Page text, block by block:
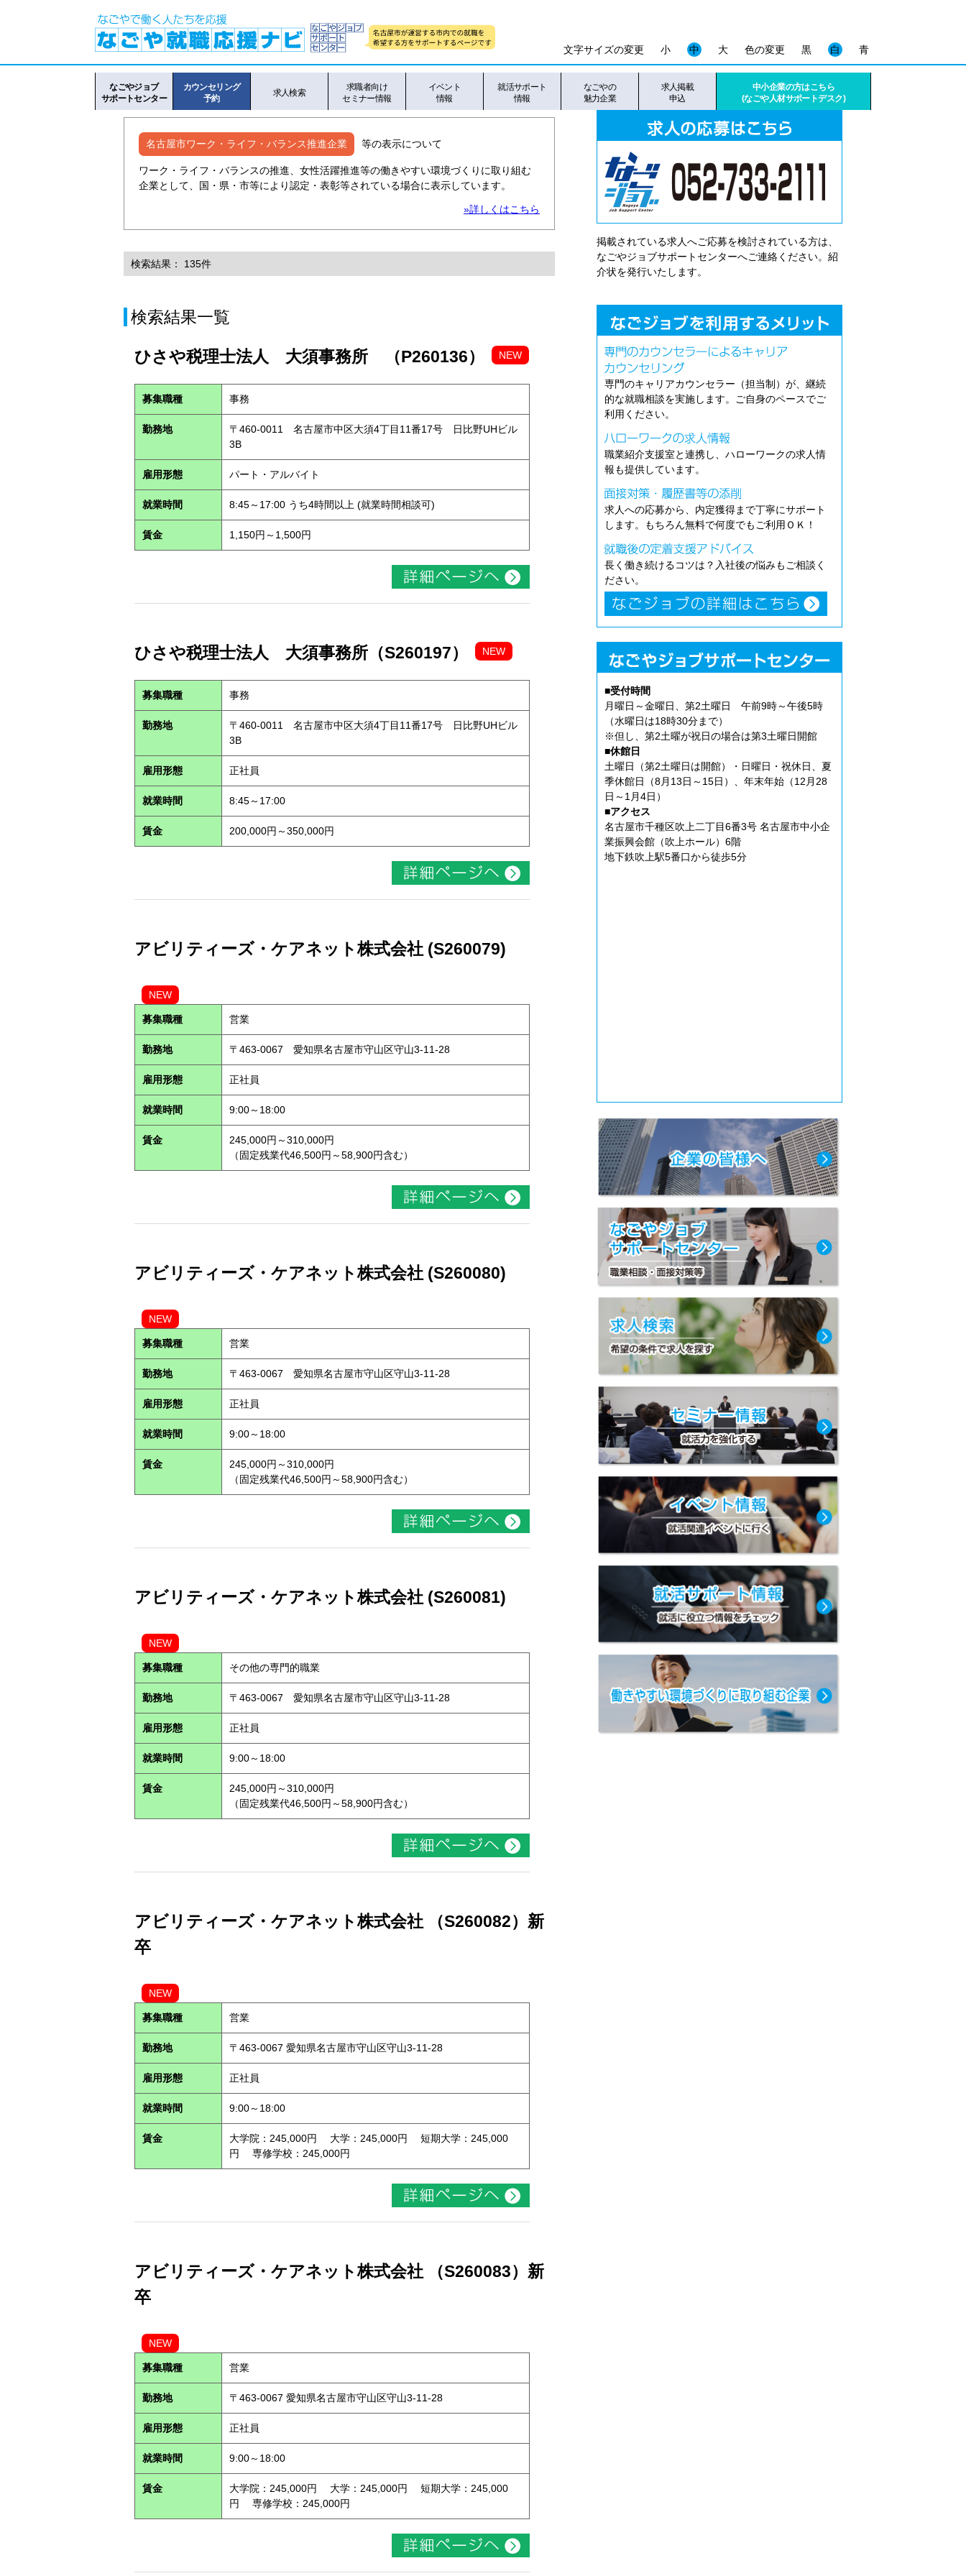
色の変更 黒 白 青
文字サイズの変更 小 中 大
なごやジョブ
サポートセンター
カウンセリング
予約
求人検索
求職者向け
セミナー情報
イベント
情報
就活サポート
情報
なごやの
魅力企業
求人掲載
申込
中小企業の方はこちら
(なごや人材サポートデスク)
名古屋市ワーク・ライフ・バランス推進企業 等の表示について
ワーク・ライフ・バランスの推進、女性活躍推進等の働きやすい環境づくりに取り組む
企業として、国・県・市等により認定・表彰等されている場合に表示しています。
»詳しくはこちら
検索結果： 135件
検索結果一覧
ひさや税理士法人 大須事務所 （P260136） NEW
募集職種 事務
勤務地
〒460-0011 名古屋市中区大須4丁目11番17号 日比野UHビル
3B
雇用形態 パート・アルバイト
就業時間 8:45～17:00 うち4時間以上 (就業時間相談可)
賃金 1,150円～1,500円
ひさや税理士法人 大須事務所（S260197） NEW
募集職種 事務
勤務地
〒460-0011 名古屋市中区大須4丁目11番17号 日比野UHビル
3B
雇用形態 正社員
就業時間 8:45～17:00
賃金 200,000円～350,000円
アビリティーズ・ケアネット株式会社 (S260079)
NEW
募集職種 営業
勤務地 〒463-0067 愛知県名古屋市守山区守山3-11-28
雇用形態 正社員
就業時間 9:00～18:00
賃金
245,000円～310,000円
（固定残業代46,500円～58,900円含む）
アビリティーズ・ケアネット株式会社 (S260080)
NEW
募集職種 営業
勤務地 〒463-0067 愛知県名古屋市守山区守山3-11-28
雇用形態 正社員
就業時間 9:00～18:00
賃金
245,000円～310,000円
（固定残業代46,500円～58,900円含む）
アビリティーズ・ケアネット株式会社 (S260081)
NEW
募集職種 その他の専門的職業
勤務地 〒463-0067 愛知県名古屋市守山区守山3-11-28
雇用形態 正社員
就業時間 9:00～18:00
賃金
245,000円～310,000円
（固定残業代46,500円～58,900円含む）
アビリティーズ・ケアネット株式会社 （S260082）新
卒
NEW
募集職種 営業
勤務地 〒463-0067 愛知県名古屋市守山区守山3-11-28
雇用形態 正社員
就業時間 9:00～18:00
賃金
大学院：245,000円 大学：245,000円 短期大学：245,000
円 専修学校：245,000円
アビリティーズ・ケアネット株式会社 （S260083）新
卒
NEW
募集職種 営業
勤務地 〒463-0067 愛知県名古屋市守山区守山3-11-28
雇用形態 正社員
就業時間 9:00～18:00
賃金
大学院：245,000円 大学：245,000円 短期大学：245,000
円 専修学校：245,000円
掲載されている求人へご応募を検討されている方は、
なごやジョブサポートセンターへご連絡ください。紹
介状を発行いたします。
専門のキャリアカウンセラー（担当制）が、継続
的な就職相談を実施します。ご自身のペースでご
利用ください。
職業紹介支援室と連携し、ハローワークの求人情
報も提供しています。
求人への応募から、内定獲得まで丁寧にサポート
します。もちろん無料で何度でもご利用ＯＫ！
長く働き続けるコツは？入社後の悩みもご相談く
ださい。
■受付時間
月曜日～金曜日、第2土曜日 午前9時～午後5時
（水曜日は18時30分まで）
※但し、第2土曜が祝日の場合は第3土曜日開館
■休館日
土曜日（第2土曜日は開館）・日曜日・祝休日、夏
季休館日（8月13日～15日）、年末年始（12月28
日～1月4日）
■アクセス
名古屋市千種区吹上二丁目6番3号 名古屋市中小企
業振興会館（吹上ホール）6階
地下鉄吹上駅5番口から徒歩5分